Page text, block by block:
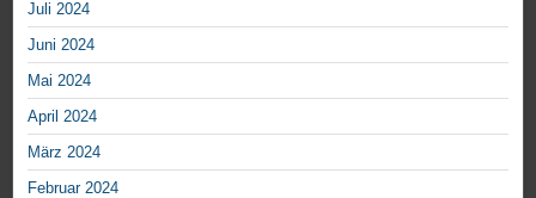
Juli 2024
Juni 2024
Mai 2024
April 2024
März 2024
Februar 2024